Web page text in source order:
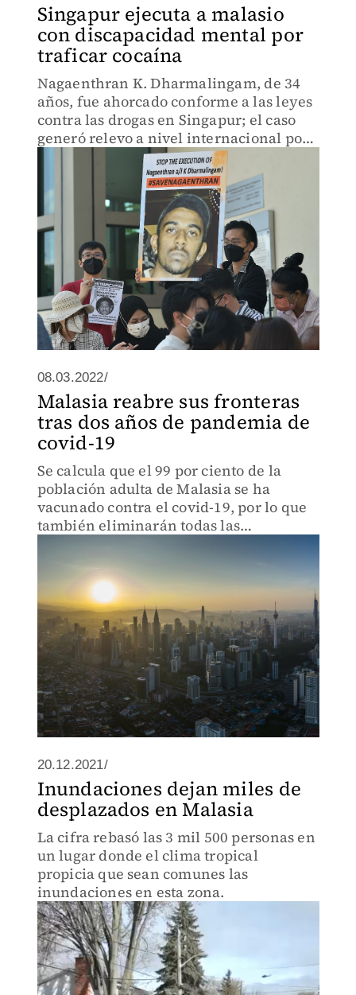
Singapur ejecuta a malasio
con discapacidad mental por
traficar cocaína
Nagaenthran K. Dharmalingam, de 34
años, fue ahorcado conforme a las leyes
contra las drogas en Singapur; el caso
generó relevo a nivel internacional por
la severidad de las condenas en el país
08.03.2022/
Malasia reabre sus fronteras
tras dos años de pandemia de
covid-19
Se calcula que el 99 por ciento de la
población adulta de Malasia se ha
vacunado contra el covid-19, por lo que
también eliminarán todas las
restricciones.
20.12.2021/
Inundaciones dejan miles de
desplazados en Malasia
La cifra rebasó las 3 mil 500 personas en
un lugar donde el clima tropical
propicia que sean comunes las
inundaciones en esta zona.